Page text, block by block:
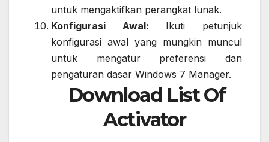
untuk mengaktifkan perangkat lunak.
Konfigurasi Awal: Ikuti petunjuk
konfigurasi awal yang mungkin muncul
untuk mengatur preferensi dan
pengaturan dasar Windows 7 Manager.
Download List Of
Activator